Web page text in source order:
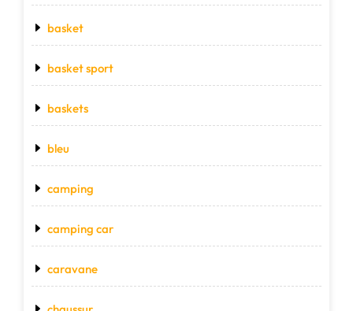
basket
basket sport
baskets
bleu
camping
camping car
caravane